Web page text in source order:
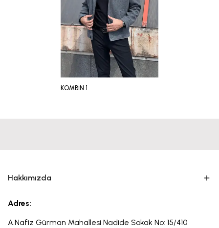
KOMBİN 1
Hakkımızda
Adres:
A.Nafiz Gürman Mahallesi Nadide Sokak No: 15/410